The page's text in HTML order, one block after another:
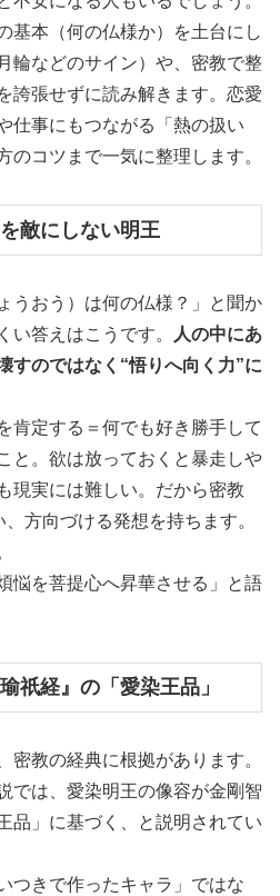
基本（何の仏様か）を土台にし
輪などのサイン）や、密教で整
誇張せずに読み解きます。恋愛
仕事にもつながる「熱の扱い
のコツまで一気に整理します。
敵にしない明王
うおう）は何の仏様？」と聞か
い答えはこうです。
人の中にあ
すのではなく“悟りへ向く力”に
肯定する＝何でも好き勝手して
と。欲は放っておくと暴走しや
現実には難しい。だから密教
方向づける発想を持ちます。
悩を菩提心へ昇華させる」と語
祇経』の「愛染王品」
密教の経典に根拠があります。
では、愛染明王の像容が金剛智
品」に基づく、と説明されてい
つきで作ったキャラ」ではな